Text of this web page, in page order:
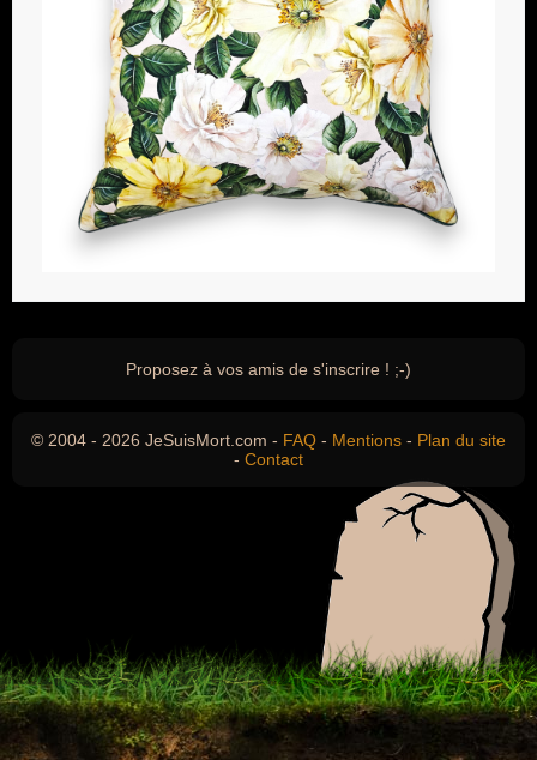
Proposez à vos amis de s'inscrire ! ;-)
© 2004 - 2026 JeSuisMort.com - FAQ - Mentions - Plan du site
- Contact